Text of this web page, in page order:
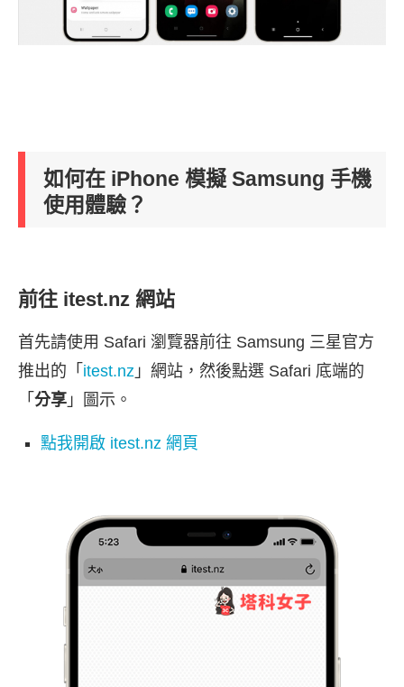
如何在 iPhone 模擬 Samsung 手機
使用體驗？
前往 itest.nz 網站
首先請使用 Safari 瀏覽器前往 Samsung 三星官方
推出的「 itest.nz 」網站，然後點選 Safari 底端的
「 分享 」圖示。
點我開啟 itest.nz 網頁